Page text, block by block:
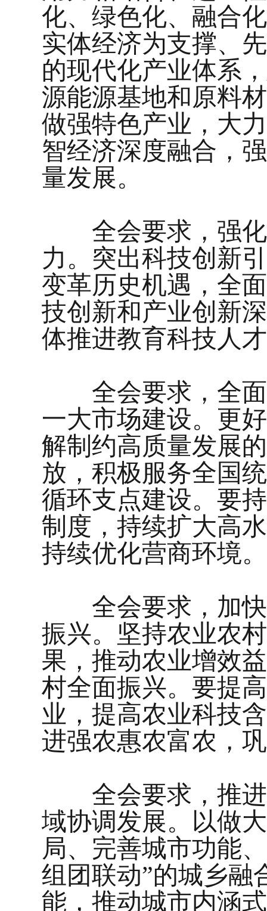
化、绿色化、融合
实体经济为支撑、
的现代化产业体系
源能源基地和原料
做强特色产业，大
智经济深度融合，
量发展。
全会要求，强化
力。突出科技创新
变革历史机遇，全
技创新和产业创新
体推进教育科技人
全会要求，全面
一大市场建设。更
解制约高质量发展
放，积极服务全国
循环支点建设。要
制度，持续扩大高
持续优化营商环境。
全会要求，加快
振兴。坚持农业农
果，推动农业增效
村全面振兴。要提
业，提高农业科技
进强农惠农富农，
全会要求，推进
域协调发展。以做
局、完善城市功能
组团联动”的城乡融
能，推动城市内涵